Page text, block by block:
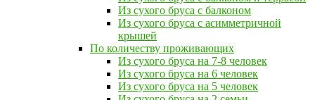
Из сухого бруса с балконом
Из сухого бруса с асимметричной
крышей
По количеству проживающих
Из сухого бруса на 7-8 человек
Из сухого бруса на 6 человек
Из сухого бруса на 5 человек